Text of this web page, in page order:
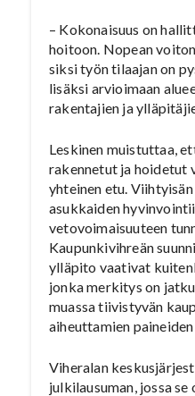
– Kokonaisuus on
hoitoon. Nopean
siksi työn tilaajan on
lisäksi arvioimaan
rakentajien ja
Leskinen muistuttaa,
rakennetut ja hoidetut
yhteinen etu.
asukkaiden
vetovoimaisuuteen
Kaupunkivihreän
ylläpito vaativat
jonka merkitys on
muassa tiivistyvän
aiheuttamien
Viheralan
julkilausuman, jossa